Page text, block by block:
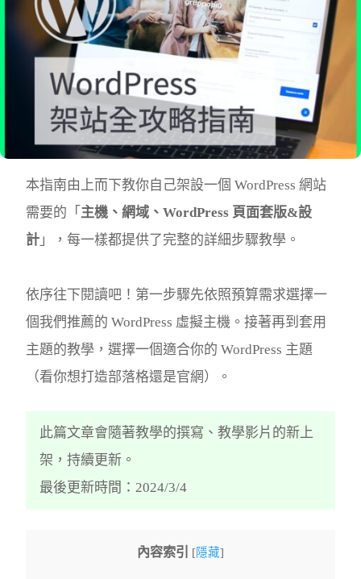
本指南由上而下教你自己架設一個 WordPress 網站
需要的「 主機、網域、WordPress 頁面套版&設
計 」，每一樣都提供了完整的詳細步驟教學。
依序往下閱讀吧！第一步驟先依照預算需求選擇一
個我們推薦的 WordPress 虛擬主機。接著再到套用
主題的教學，選擇一個適合你的 WordPress 主題
（看你想打造部落格還是官網）。
此篇文章會隨著教學的撰寫、教學影片的新上
架，持續更新。
最後更新時間：2024/3/4
內容索引 [隱藏]